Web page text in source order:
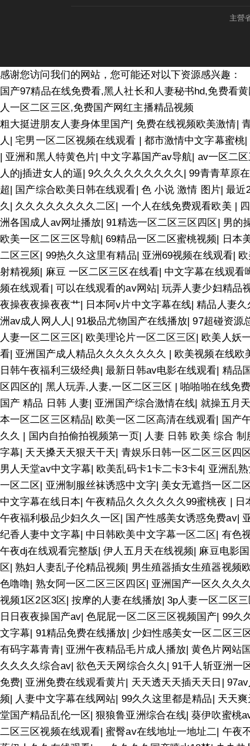
主營
感谢您访问我们的网站，您可能还对以下资源感兴趣：
国产97精品在线免费看,黑人社长和人妻秘书hd,免费看
人一区二区三区,免费国产网红主播精品视频
粗大挺进朋友人妻身体里国产| 免费在线视频欧美激情|
人 |宅男一区二区视频在线观看 | 都市激情中文字幕蜜桃|
| 亚洲和黑人特黄色片| 中文字幕国产av导航| av一区二
人的j插进女人的逼|9久久久久久久久久久|99青青草原
超| 国产综合欧美日韩在线观看| 色 小说 激情 图片| 最近
久| 久久久久久久久久二区| 一个人在线免费观看欧美 |
洲各国成人av网址播放|91精选一区二区三区四区| 男的
欧美一区二区三区导航|69精品一区二区蜜桃视频| 日本
二区三区| 99热久久这里有精品| 亚洲69视频在线观看|
射精视频| 麻豆 一区二区三区在线看| 中文字幕在线观看
频在线观看| 可以在线观看的av网站|玩弄人妻少妇精品
夜操夜夜操夜夜艹| 日本阿v片中文字幕在线|精品人妻久
洲av成人网人人 |91极品尤物国产在线播放|97超碰资源
人妻一区二区三区| 欧美理论片一区二区三区| 欧美人妖
看| 亚洲国产成人精品久久久久久久久 | 欧美视频在线欧
日韩午夜福利三级经典|最新日韩av电影在线观看| 精品
区四区的| 黑人玩弄,人妻,一区二区三区 |啪啪啪在线免
国产 精品 日韩 人妻| 亚洲国产综合激情在线| 就操五月
本一区二区三区精品| 欧美一区二区高清在线观看| 国产
久久 | 国内自拍偷拍视频第一页| 人妻 日韩 欧美 综合 制
字幕| 天天搡天天狠天干天| 青娱乐日韩一区二区三区四
男人天堂av中文字幕| 欧美乱码卡1卡二卡3卡4| 亚洲乱
一区二区| 亚洲制服丝袜诱惑中文字| 美女无遮挡一区二
中文字幕在线日本|午夜精品久久久久久久99蜜桃夜 | 日
午夜福利极品少妇久久一区| 国产性感美女诱惑免费av|
纪香人妻中文字幕| 中日韩欧美中文字幕一区二区| 有色
午夜dj在线观看完整版|伊人五月天在线视频| 麻豆电影
区|熟妇人妻乱子伦精品视频| 男生殖器插女生殖器视频
色噜噜| 熟女阿一区二区三区四区| 亚洲国产一区久久久久
视频1区2区3区|按摩的人妻在线播放|3p人妻一区二区三
日日夜夜操国产av|色屁屁一区二区三区视频国产| 99久
文字幕| 91精品免费在线播放| 少妇性感美女一区二区三
有码字幕青青| 亚洲午夜精品毛片成人播放|黄色片网站
久久久久综合av|欲色天天网综合久久|91千人斩亚洲一
免费| 亚洲免费在线观看黄片| 天天透天天插天天日 |
频| 人妻中文字幕在线网站| 99久久这里都是精品| 天天
堂国产精品乱伦一区|狠狼鲁亚洲综合在线|葵伊吹蜜桃
二区三区视频在线观看|蜜臀av在线地址一地址二| 午夜